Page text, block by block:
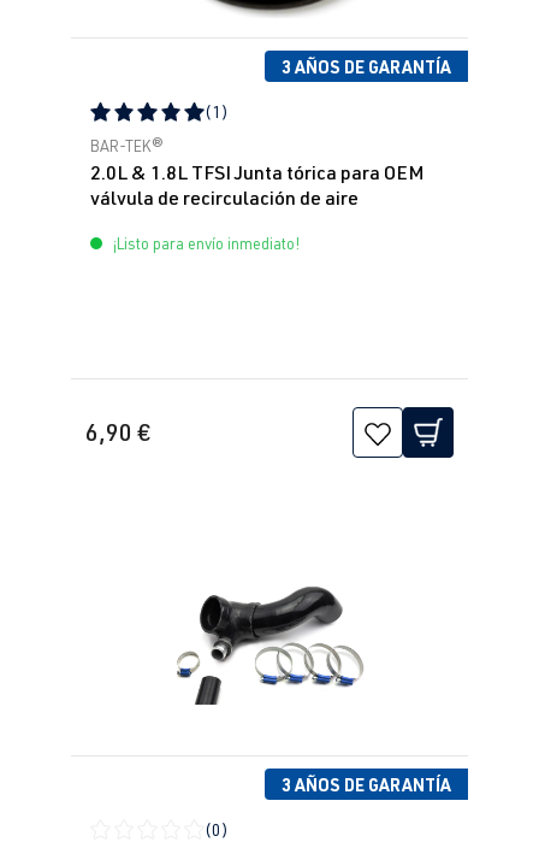
3 AÑOS DE GARANTÍA
Calificación promedio de 5 de 5 estrellas
(1)
BAR-TEK®
2.0L & 1.8L TFSI Junta tórica para OEM
válvula de recirculación de aire
¡Listo para envío inmediato!
6,90 €
3 AÑOS DE GARANTÍA
(0)